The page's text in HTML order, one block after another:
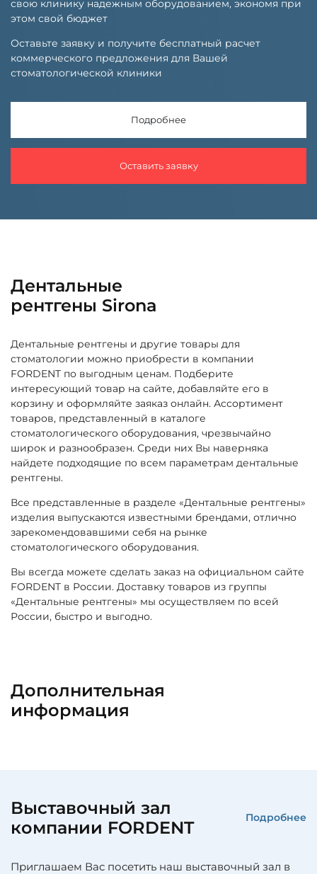
свою клинику надежным оборудованием, экономя при
этом свой бюджет
Оставьте заявку и получите бесплатный расчет
коммерческого предложения для Вашей
стоматологической клиники
Подробнее
Оставить заявку
Дентальные
рентгены Sirona
Дентальные рентгены и другие товары для
стоматологии можно приобрести в компании
FORDENT по выгодным ценам. Подберите
интересующий товар на сайте, добавляйте его в
корзину и оформляйте заяказ онлайн. Ассортимент
товаров, представленный в каталоге
стоматологического оборудования, чрезвычайно
широк и разнообразен. Среди них Вы наверняка
найдете подходящие по всем параметрам дентальные
рентгены.
Все представленные в разделе «Дентальные рентгены»
изделия выпускаются известными брендами, отлично
зарекомендовавшими себя на рынке
стоматологического оборудования.
Вы всегда можете сделать заказ на официальном сайте
FORDENT в России. Доставку товаров из группы
«Дентальные рентгены» мы осуществляем по всей
России, быстро и выгодно.
Дополнительная
информация
Выставочный зал
компании FORDENT
Подробнее
Приглашаем Вас посетить наш выставочный зал в